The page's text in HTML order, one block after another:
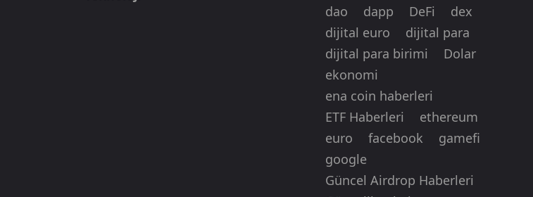
dao
dapp DeFi
dex
dijital euro
dijital para
dijital para birimi
Dolar
ekonomi
ena coin haberleri
ETF Haberleri
ethereum
euro
facebook
gamefi
google
Güncel Airdrop Haberleri